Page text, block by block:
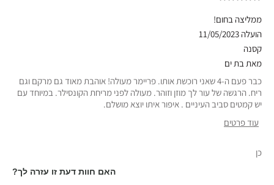
ממליצה בחום!
הועלה 11/05/2023
קסנה
מאתבת ים
כבר פעם ה-4 שאני רוכשת אותו. פריימר מעולה! אוהבת מאוד גם מרקם וגם
ריח. הרגשה של עור לך מוזן וזוהר. מעולה לפני מריחת הקונסילר. במיוחד עם
יש קמטים סביב העיניים . איפור איתו יוצא מושלם.
עוד פרטים
כן
האם חוות דעת זו עזרה לך?